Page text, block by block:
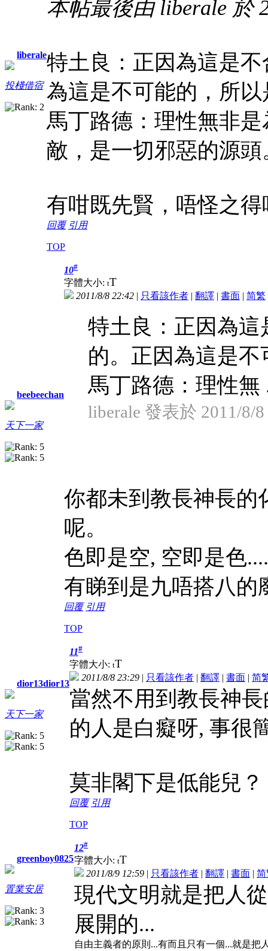
liberale
投棧借宿
本帖最後由 liberale 於
特土良：正因為這是
為這是不可能的，所
馬丁路德：理性無非
敵，是一切邪惡的源頭
有咁既先賢，唔怪之
回覆 引用
TOP
beebeechan
天下一家
10#
字體大小: tT
2011/8/8 22:42 | 只看該作者 | 翻譯 | 書面 | 简繁
特土良：正因為
的。正因為這是
馬丁路德：理性無
liberale 發表於 2011/8/8
你都未到教長神長的
呢。
色即是空, 空即是色
有睇到是九唔搭八的
回覆 引用
TOP
dior13dior13
天下一家
11#
字體大小: tT
2011/8/8 23:29 | 只看該作者 | 翻譯 | 書面 | 简
當然不用到教長神
的人是白癡呀, 事很
莫非閣下是低能兒？
回覆 引用
TOP
greenboy0825
置業安居
12#
字體大小: tT
2011/8/9 12:59 | 只看該作者 | 翻譯 | 書面 | 简
現代文明就是把人
展開的...
自由主義者的原則...有而且只有一個...就是把